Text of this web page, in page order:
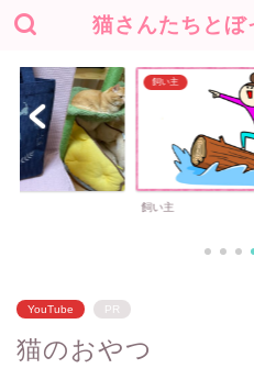
猫さんたちとぼ
飼い主
飼い主
YouTube PR
猫のおやつ